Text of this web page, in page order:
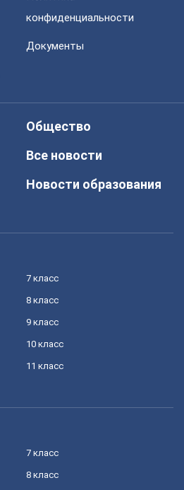
конфиденциальности
Документы
Общество
Все новости
Новости образования
7 класс
8 класс
9 класс
10 класс
11 класс
7 класс
8 класс